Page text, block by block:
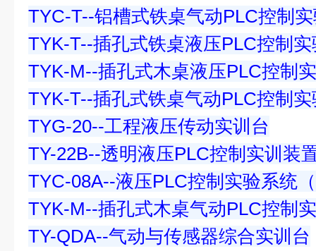
TYC-T--铝槽式铁桌气动PLC控制
TYK-T--插孔式铁桌液压PLC控制
TYK-M--插孔式木桌液压PLC控制
TYK-T--插孔式铁桌气动PLC控制
TYG-20--工程液压传动实训台
TY-22B--透明液压PLC控制实训装
TYC-08A--液压PLC控制实验系统
TYK-M--插孔式木桌气动PLC控制
TY-QDA--气动与传感器综合实训台